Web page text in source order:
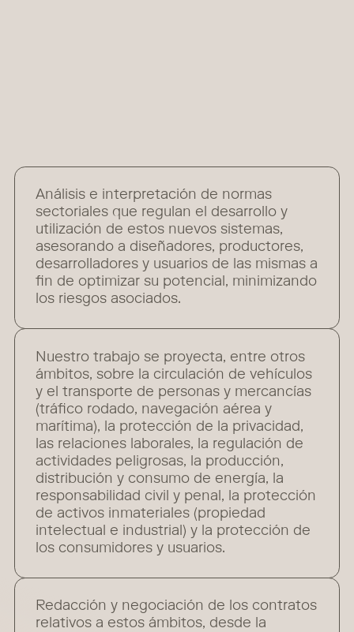
Análisis e interpretación de normas
sectoriales que regulan el desarrollo y
utilización de estos nuevos sistemas,
asesorando a diseñadores, productores,
desarrolladores y usuarios de las mismas a
fin de optimizar su potencial, minimizando
los riesgos asociados.
Nuestro trabajo se proyecta, entre otros
ámbitos, sobre la circulación de vehículos
y el transporte de personas y mercancías
(tráfico rodado, navegación aérea y
marítima), la protección de la privacidad,
las relaciones laborales, la regulación de
actividades peligrosas, la producción,
distribución y consumo de energía, la
responsabilidad civil y penal, la protección
de activos inmateriales (propiedad
intelectual e industrial) y la protección de
los consumidores y usuarios.
Redacción y negociación de los contratos
relativos a estos ámbitos, desde la